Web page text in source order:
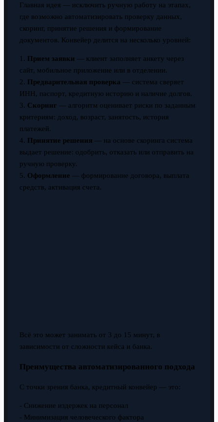
Главная идея — исключить ручную работу на этапах,
где возможно автоматизировать проверку данных,
скоринг, принятие решения и формирование
документов. Конвейер делится на несколько уровней:
1. Прием заявки — клиент заполняет анкету через
сайт, мобильное приложение или в отделении.
2. Предварительная проверка — система сверяет
ИНН, паспорт, кредитную историю и наличие долгов.
3. Скоринг — алгоритм оценивает риски по заданным
критериям: доход, возраст, занятость, история
платежей.
4. Принятие решения — на основе скоринга система
выдает решение: одобрить, отказать или отправить на
ручную проверку.
5. Оформление — формирование договора, выплата
средств, активация счета.
Всё это может занимать от 3 до 15 минут, в
зависимости от сложности кейса и банка.
Преимущества автоматизированного подхода
С точки зрения банка, кредитный конвейер — это:
- Снижение издержек на персонал
- Минимизация человеческого фактора